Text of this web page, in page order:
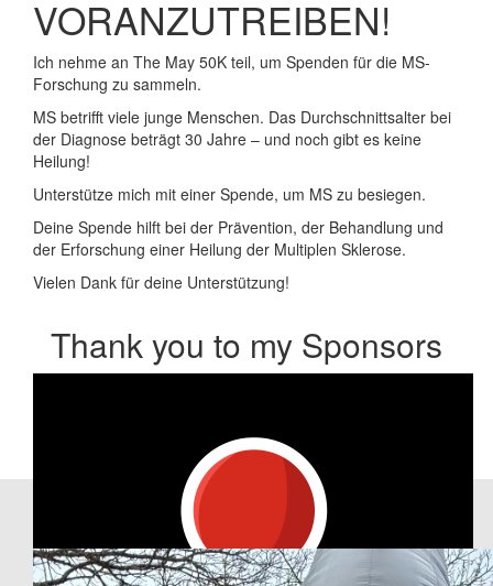
VORANZUTREIBEN!
Ich nehme an The May 50K teil, um Spenden für die MS-
Forschung zu sammeln.
MS betrifft viele junge Menschen. Das Durchschnittsalter bei
der Diagnose beträgt 30 Jahre – und noch gibt es keine
Heilung!
Unterstütze mich mit einer Spende, um MS zu besiegen.
Deine Spende hilft bei der Prävention, der Behandlung und
der Erforschung einer Heilung der Multiplen Sklerose.
Vielen Dank für deine Unterstützung!
Thank you to my Sponsors
Our Team Members